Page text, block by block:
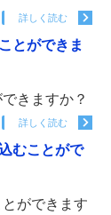
詳しく読む
とができま
きますか？
詳しく読む
むことがで
ができます